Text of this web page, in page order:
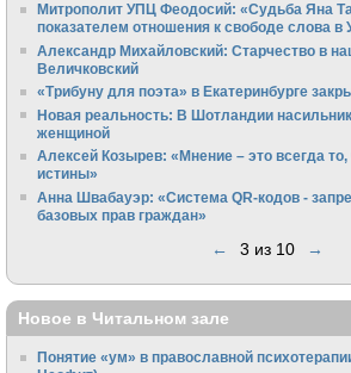
Митрополит УПЦ Феодосий: «Судьба Яна
показателем отношения к свободе слова в
Алек­сандр Михайловский: Старчество в
Величковский
«Трибуну для поэта» в Екатеринбурге
Новая реальность: В Шотландии
женщиной
Алексей Козырев: «Мнение – это всегда то,
истины»
Анна Швабауэр: «Система QR-кодов -
базовых прав граждан»
← 3 из 10 →
Новое в Читальном зале
Понятие «ум» в православной